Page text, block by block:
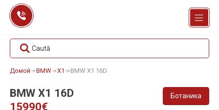
Перейти
содержанию
Caută
Домой BMW X1 BMW X1 16D
BMW X1 16D
15990€
Ботаника